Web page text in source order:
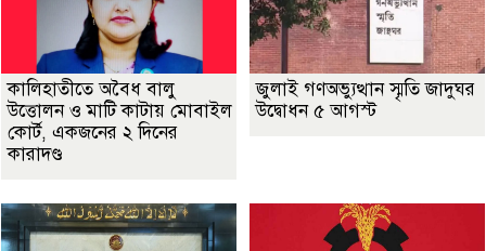
কালিহাতীতে অবৈধ বালু
উত্তোলন ও মাটি কাটায় মোবাইল
কোর্ট, একজনের ২ দিনের
কারাদণ্ড
জুলাই গণঅভ্যুত্থান স্মৃতি জাদুঘর
উদ্বোধন ৫ আগস্ট